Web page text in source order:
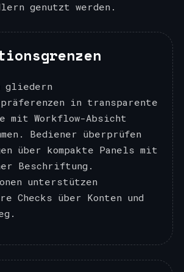
genutzt werden.
gliedern
in transparente
mit Workflow-Absicht
Bediener überprüfen
über kompakte Panels mit
Beschriftung.
unterstützen
Checks über Konten und